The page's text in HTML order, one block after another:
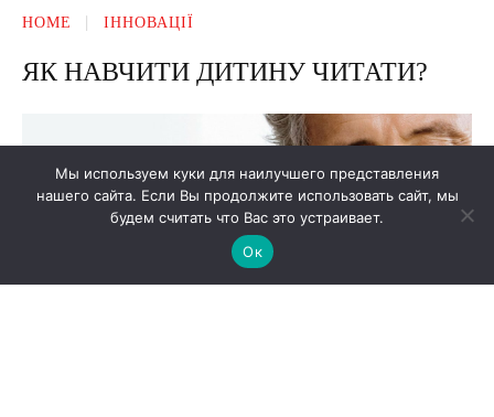
Мы используем куки для наилучшего представления
нашего сайта. Если Вы продолжите использовать сайт, мы
будем считать что Вас это устраивает.
Ок